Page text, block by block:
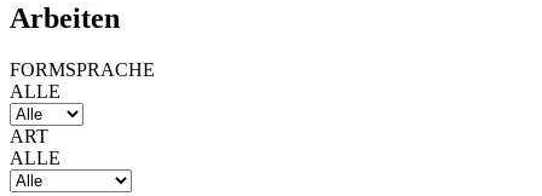
Arbeiten
FORMSPRACHE
ALLE
ART
ALLE